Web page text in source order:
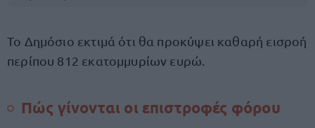
Το Δημόσιο εκτιμά ότι θα προκύψει καθαρή εισροή
περίπου 812 εκατομμυρίων ευρώ.
Πώς γίνονται οι επιστροφές φόρου